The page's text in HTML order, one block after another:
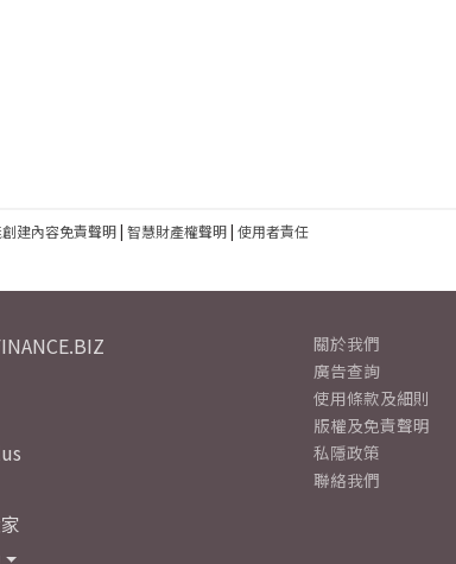
建內容免責聲明| 智慧財產權聲明| 使用者責任
關於我們
廣告查詢
使用條款及細則
版權及免責聲明
私隱政策
聯絡我們